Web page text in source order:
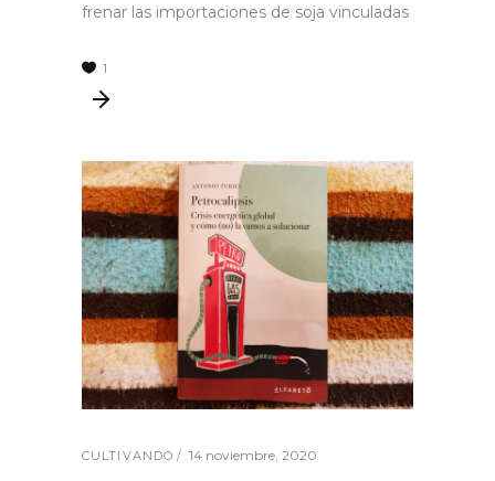
frenar las importaciones de soja vinculadas
1
CULTIVANDO 14 noviembre, 2020